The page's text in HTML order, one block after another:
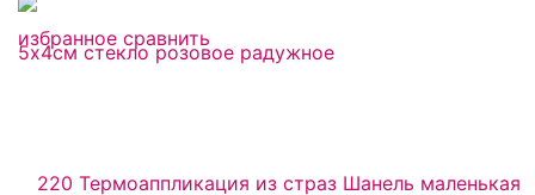
избранное сравнить